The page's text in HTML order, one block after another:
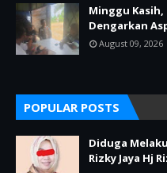
Minggu Kasih,
Dengarkan
August 09, 2026
POPULAR POSTS
Diduga
Rizky Jaya Hj